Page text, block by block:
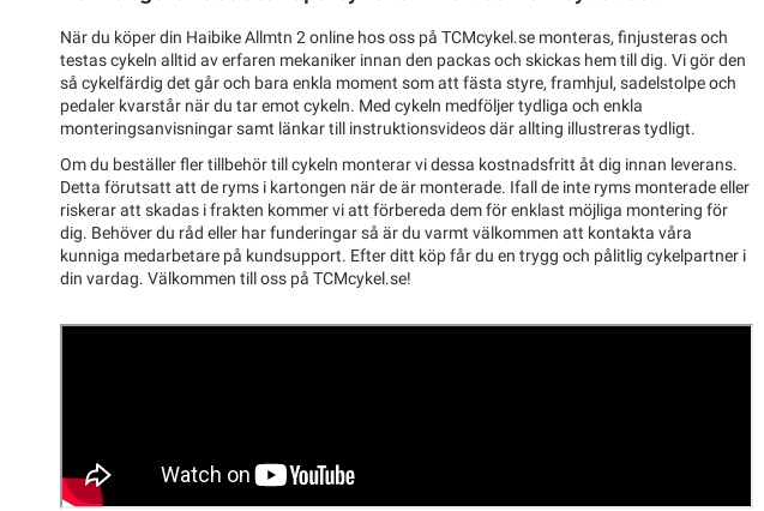
När du köper din Haibike Allmtn 2 online hos oss på TCMcykel.se monteras, finjusteras och
testas cykeln alltid av erfaren mekaniker innan den packas och skickas hem till dig. Vi gör den
så cykelfärdig det går och bara enkla moment som att fästa styre, framhjul, sadelstolpe och
pedaler kvarstår när du tar emot cykeln. Med cykeln medföljer tydliga och enkla
monteringsanvisningar samt länkar till instruktionsvideos där allting illustreras tydligt.
Om du beställer fler tillbehör till cykeln monterar vi dessa kostnadsfritt åt dig innan leverans.
Detta förutsatt att de ryms i kartongen när de är monterade. Ifall de inte ryms monterade eller
riskerar att skadas i frakten kommer vi att förbereda dem för enklast möjliga montering för
dig. Behöver du råd eller har funderingar så är du varmt välkommen att kontakta våra
kunniga medarbetare på kundsupport. Efter ditt köp får du en trygg och pålitlig cykelpartner i
din vardag. Välkommen till oss på TCMcykel.se!